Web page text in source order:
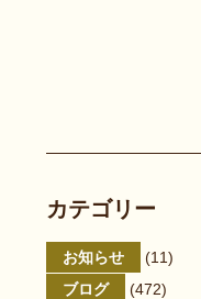
カテゴリー
お知らせ
(11)
ブログ
(472)